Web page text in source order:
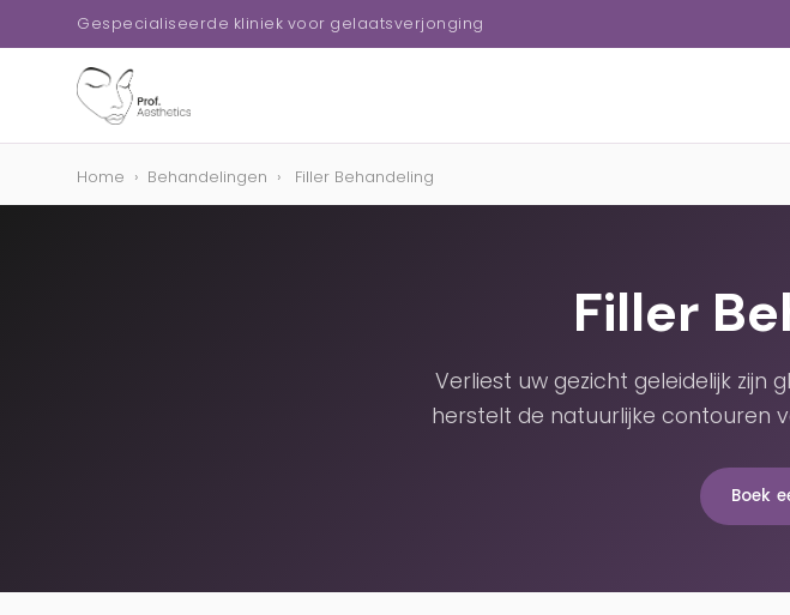
Gespecialiseerde kliniek voor gelaatsverjonging
Home › Behandelingen › Filler Behandeling
Filler
Verliest uw gezicht geleidelijk zijn
herstelt de natuurlijke contouren
Boek